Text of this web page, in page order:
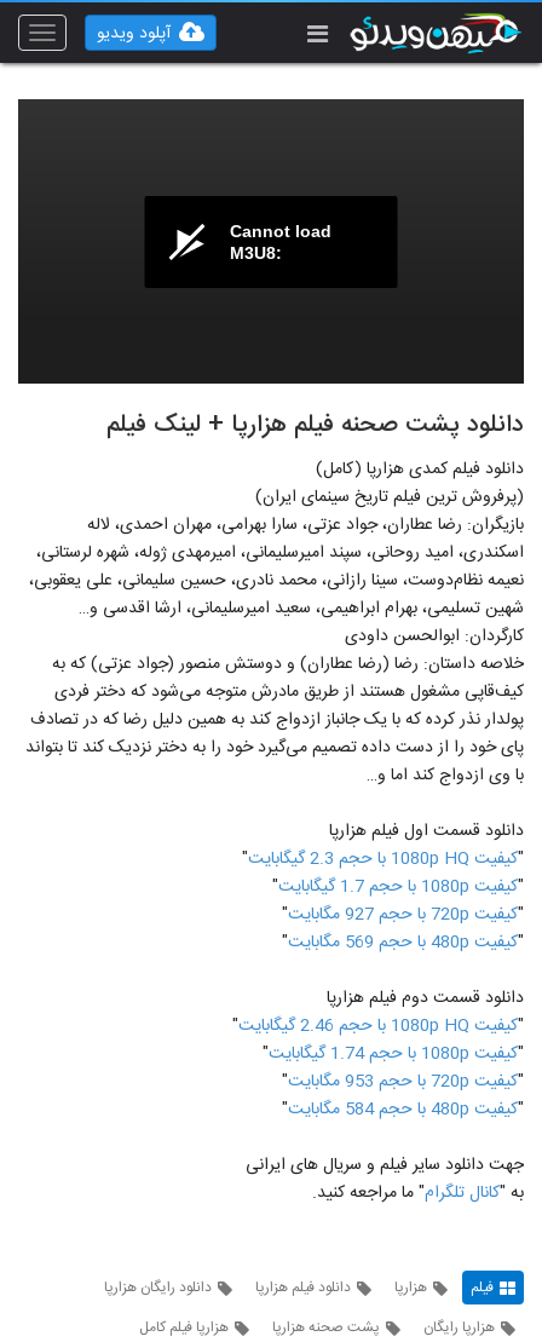
Toggle
آپلود ویدیو
Cannot load
M3U8:
دانلود پشت صحنه فیلم هزارپا + لینک فیلم
دانلود فیلم کمدی هزارپا (کامل)
(پرفروش ترین فیلم تاریخ سینمای ایران)
بازیگران: رضا عطاران، جواد عزتی، سارا بهرامی، مهران احمدی، لاله
اسکندری، امید روحانی، سپند امیرسلیمانی، امیرمهدی ژوله، شهره لرستانی،
نعیمه نظام‌دوست، سینا رازانی، محمد نادری، حسین سلیمانی، علی یعقوبی،
شهین تسلیمی، بهرام ابراهیمی، سعید امیرسلیمانی، ارشا اقدسی و…
کارگردان: ابوالحسن داودی
خلاصه داستان: رضا (رضا عطاران) و دوستش منصور (جواد عزتی) که به
کیف‌قاپی مشغول هستند از طریق مادرش متوجه می‌شود که دختر فردی
پولدار نذر کرده که با یک جانباز ازدواج کند به همین دلیل رضا که در تصادف
پای خود را از دست داده تصمیم می‌گیرد خود را به دختر نزدیک کند تا بتواند
با وی ازدواج کند اما و…
دانلود قسمت اول فیلم هزارپا
"کيفيت 1080p HQ با حجم 2.3 گیگابايت
"
"کيفيت 1080p با حجم 1.7 گیگابايت
"
"کيفيت 720p با حجم 927 مگابايت
"
"کيفيت 480p با حجم 569 مگابايت
"
دانلود قسمت دوم فیلم هزارپا
"کيفيت 1080p HQ با حجم 2.46 گیگابايت
"
"کيفيت 1080p با حجم 1.74 گیگابايت
"
"کيفيت 720p با حجم 953 مگابايت
"
"کيفيت 480p با حجم 584 مگابايت
"
جهت دانلود سایر فیلم و سریال های ایرانی
به "کانال تلگرام" ما مراجعه کنید.
فیلم هزارپا دانلود فیلم هزارپا
دانلود رایگان هزارپا
هزارپا رایگان
پشت صحنه هزارپا
هزارپا فیلم کامل